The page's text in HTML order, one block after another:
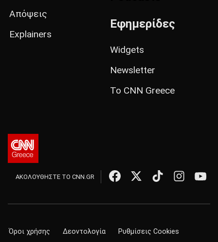
Απόψεις
Explainers
Εφημερίδες
Widgets
Newsletter
Το CNN Greece
ΑΚΟΛΟΥΘΗΣΤΕ ΤΟ CNN.GR
Όροι χρήσης Δεοντολογία Ρυθμίσεις Cookies